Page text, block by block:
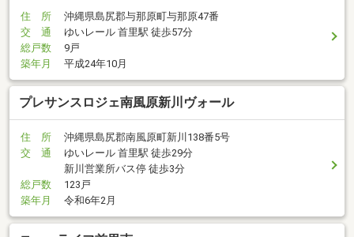
住 所
沖縄県島尻郡与那原町与那原47番
交 通
ゆいレール 首里駅 徒歩57分
総戸数
9戸
築年月
平成24年10月
プレサンスロジェ南風原新川ヴォール
住 所
沖縄県島尻郡南風原町新川138番5号
交 通
ゆいレール 首里駅 徒歩29分
新川営業所バス停 徒歩3分
総戸数
123戸
築年月
令和6年2月